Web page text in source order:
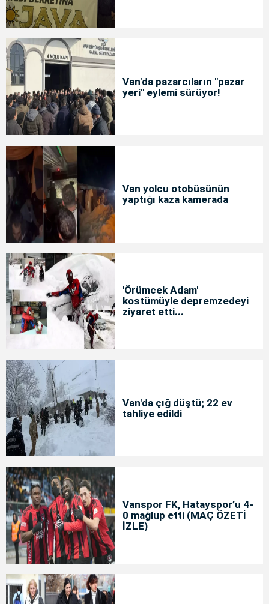
Van'da pazarcıların "pazar
yeri" eylemi sürüyor!
Van yolcu otobüsünün
yaptığı kaza kamerada
'Örümcek Adam'
kostümüyle depremzedeyi
ziyaret etti...
Van'da çığ düştü; 22 ev
tahliye edildi
Vanspor FK, Hatayspor’u 4-
0 mağlup etti (MAÇ ÖZETİ
İZLE)